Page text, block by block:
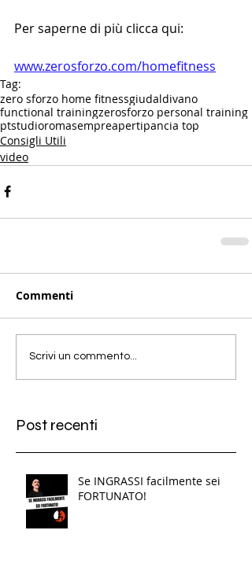
Per saperne di più clicca qui:
www.zerosforzo.com/homefitness
Tag:
zero sforzo home fitnessgiudaldivano
functional trainingzerosforzo personal training
ptstudioromasempreapertipancia top
Consigli Utili
video
Commenti
Scrivi un commento...
Post recenti
Se INGRASSI facilmente sei
FORTUNATO!